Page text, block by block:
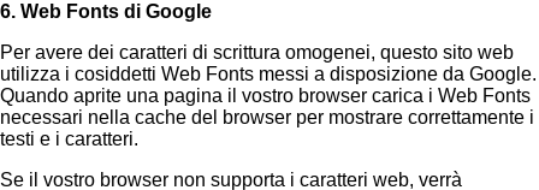
6. Web Fonts di Google
Per avere dei caratteri di scrittura omogenei, questo sito web
utilizza i cosiddetti Web Fonts messi a disposizione da Google.
Quando aprite una pagina il vostro browser carica i Web Fonts
necessari nella cache del browser per mostrare correttamente i
testi e i caratteri.
Se il vostro browser non supporta i caratteri web, verrà